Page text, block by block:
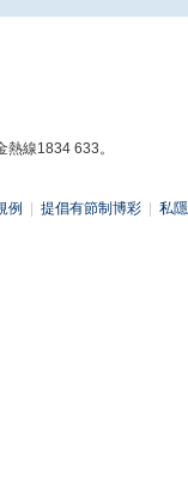
線1834 633。
例 提倡有節制博彩 私